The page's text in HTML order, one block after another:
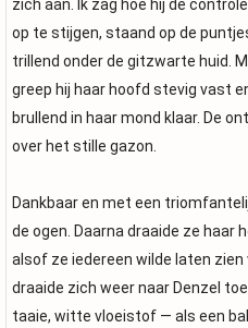
zich aan. Ik zag hoe hij de
op te stijgen, staand op de
trillend onder de gitzwarte huid.
greep hij haar hoofd stevig vast
brullend in haar mond klaar. De
over het stille gazon.
Dankbaar en met een
de ogen. Daarna draaide ze haar
alsof ze iedereen wilde laten
draaide zich weer naar Denzel
taaie, witte vloeistof — als een